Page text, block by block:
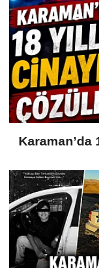
Karaman’da